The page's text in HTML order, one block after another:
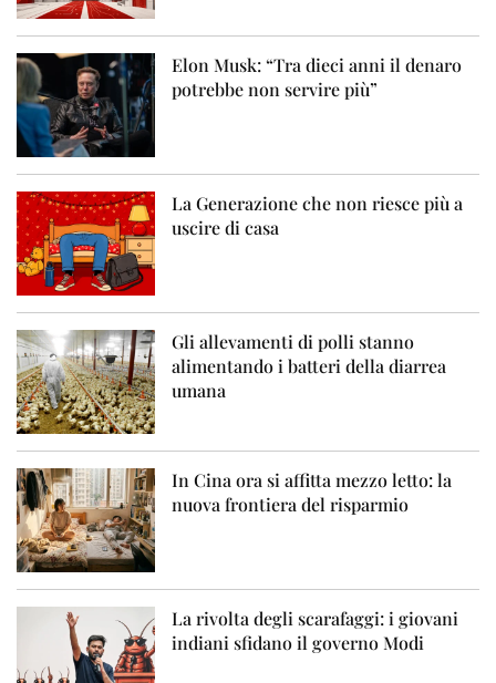
Elon Musk: “Tra dieci anni il denaro
potrebbe non servire più”
La Generazione che non riesce più a
uscire di casa
Gli allevamenti di polli stanno
alimentando i batteri della diarrea
umana
In Cina ora si affitta mezzo letto: la
nuova frontiera del risparmio
La rivolta degli scarafaggi: i giovani
indiani sfidano il governo Modi